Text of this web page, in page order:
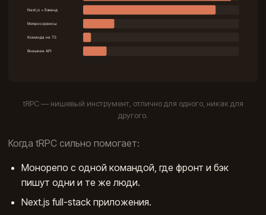
tRPC — нишевый инструмент, отлично для одного, никак для
другого.
Когда tRPC сильно помогает:
Монорепо с одной командой, где фронт и бэк
пишут одни и те же люди.
Next.js full-stack приложения.